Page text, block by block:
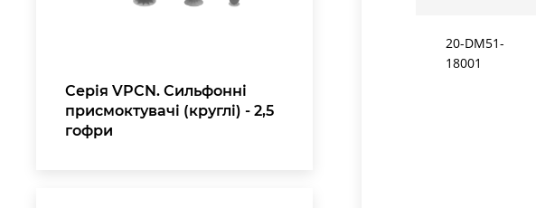
Серія VPCN. Сильфонні
присмоктувачі (круглі) - 2,5
гофри
20-DM51-
18001